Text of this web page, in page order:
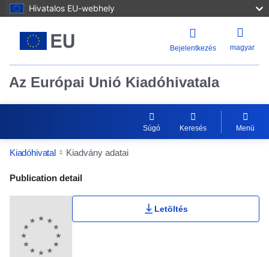
Hivatalos EU-webhely
Bejelentkezés magyar
Az Európai Unió Kiadóhivatala
Súgó Keresés Menü
Kiadóhivatal Kiadvány adatai
Publication Detail Actions Portlet
Publication detail
Letöltés